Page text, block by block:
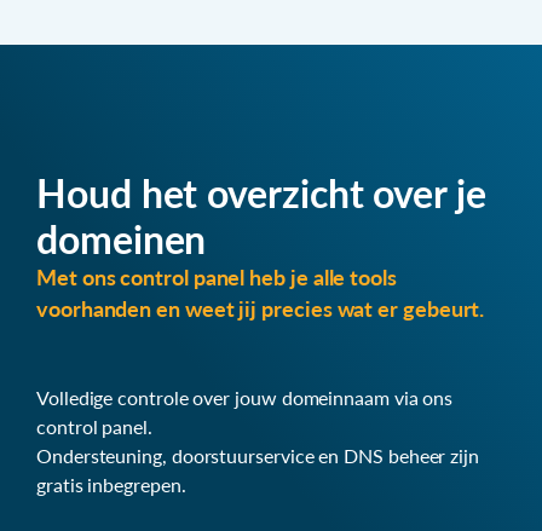
Houd het overzicht over je
domeinen
Met ons control panel heb je alle tools
voorhanden en weet jij precies wat er gebeurt.
Volledige controle over jouw domeinnaam via ons
control panel.
Ondersteuning, doorstuurservice en DNS beheer zijn
gratis inbegrepen.